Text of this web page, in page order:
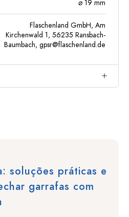
⌀ 19 mm
Flaschenland GmbH, Am
Kirchenwald 1, 56235 Ransbach-
Baumbach, gpsr@flaschenland.de
soluções práticas e
garrafas com